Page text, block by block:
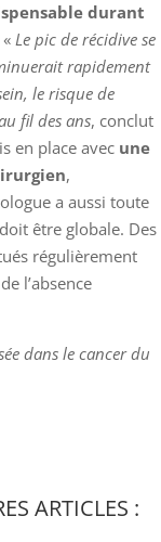
durant
« Le pic de récidive se
rapidement
le risque de
fil des ans, conclut
en place avec une
,
a aussi toute
être globale. Des
régulièrement
l’absence
dans le cancer du
ARTICLES :